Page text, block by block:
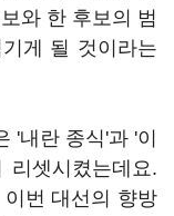
와 한 후보의 범
게 될 것이라는
'내란 종식'과 '이
리셋시켰는데요.
번 대선의 향방